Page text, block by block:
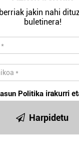
jakin nahi
buletinera!
Politika irakurri
Harpidetu